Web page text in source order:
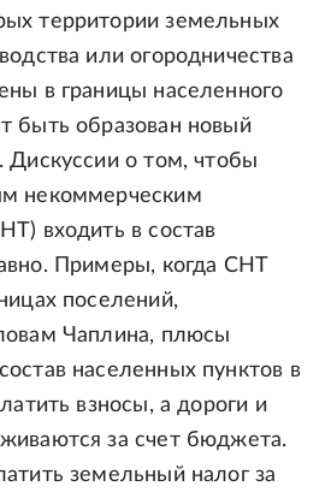
территории земельных
или огородничества
в границы населенного
быть образован новый
Дискуссии о том, чтобы
некоммерческим
входить в состав
Примеры, когда СНТ
поселений,
Чаплина, плюсы
населенных пунктов в
взносы, а дороги и
за счет бюджета.
земельный налог за